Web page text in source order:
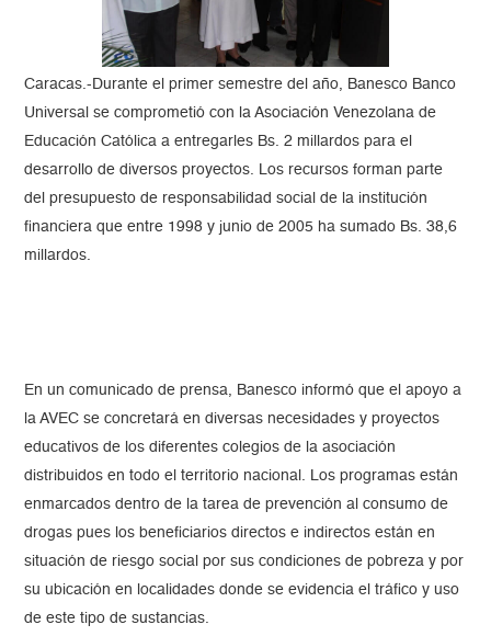
Caracas.-Durante el primer semestre del año, Banesco Banco
Universal se comprometió con la Asociación Venezolana de
Educación Católica a entregarles Bs. 2 millardos para el
desarrollo de diversos proyectos. Los recursos forman parte
del presupuesto de responsabilidad social de la institución
financiera que entre 1998 y junio de 2005 ha sumado Bs. 38,6
millardos.
En un comunicado de prensa, Banesco informó que el apoyo a
la AVEC se concretará en diversas necesidades y proyectos
educativos de los diferentes colegios de la asociación
distribuidos en todo el territorio nacional. Los programas están
enmarcados dentro de la tarea de prevención al consumo de
drogas pues los beneficiarios directos e indirectos están en
situación de riesgo social por sus condiciones de pobreza y por
su ubicación en localidades donde se evidencia el tráfico y uso
de este tipo de sustancias.